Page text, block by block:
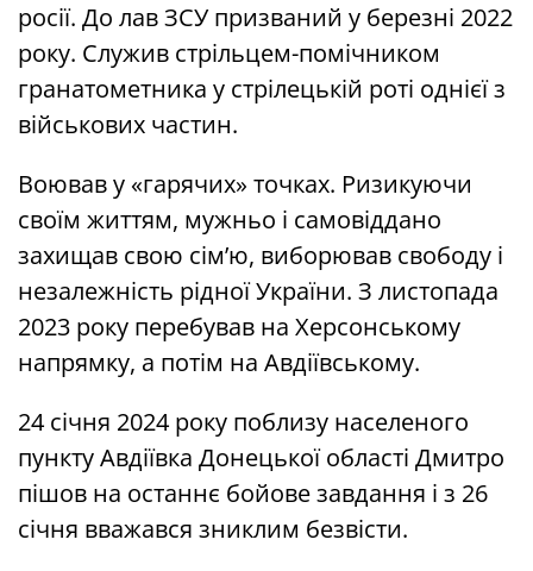
росії. До лав ЗСУ призваний у березні 2022
року. Служив стрільцем-помічником
гранатометника у стрілецькій роті однієї з
військових частин.
Воював у «гарячих» точках. Ризикуючи
своїм життям, мужньо і самовіддано
захищав свою сім’ю, виборював свободу і
незалежність рідної України. З листопада
2023 року перебував на Херсонському
напрямку, а потім на Авдіївському.
24 січня 2024 року поблизу населеного
пункту Авдіївка Донецької області Дмитро
пішов на останнє бойове завдання і з 26
січня вважався зниклим безвісти.